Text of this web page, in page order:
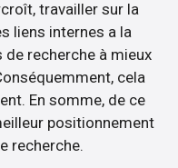
travailler sur la
liens internes a la
recherche à mieux
cela
En somme, de ce
positionnement
recherche.